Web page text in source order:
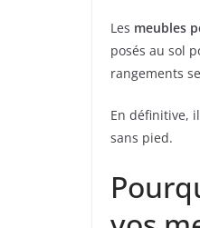
Les meubles
posés au sol
rangements
En définitive,
sans pied.